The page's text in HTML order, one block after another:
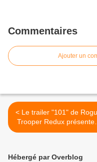
Commentaires
Ajouter un
< Le trailer "101" de Rogue
Trooper Redux présente 5
minutes de gameplay !
Hébergé par Overblog